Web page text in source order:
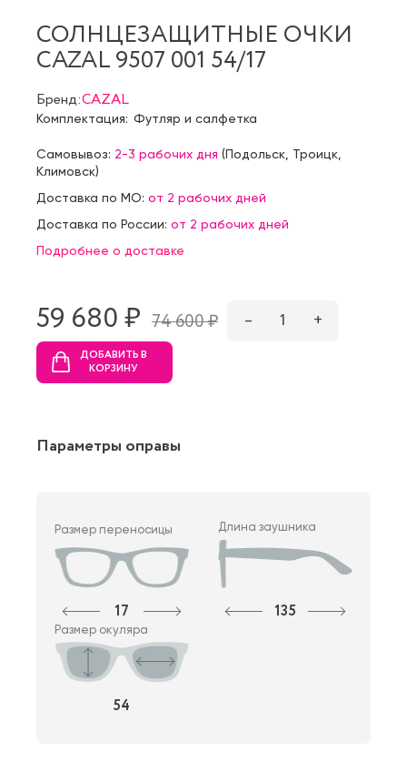
СОЛНЦЕЗАЩИТНЫЕ ОЧКИ
CAZAL 9507 001 54/17
Бренд:CAZAL
Комплектация: Футляр и салфетка
Самовывоз: 2-3 рабочих дня (Подольск Троицк
Климовск)
Доставка по МО: от 2 рабочих дней
Доставка по России: от 2 рабочих дней
Подробнее о доставке
59 680 ₷ 74 600 ₷ – 1 +
ДОБАВИТЬ В
КОРЗИНУ
Параметры оправы
Размер переносицы
17
Длина заушника
135
Размер окуляра
54